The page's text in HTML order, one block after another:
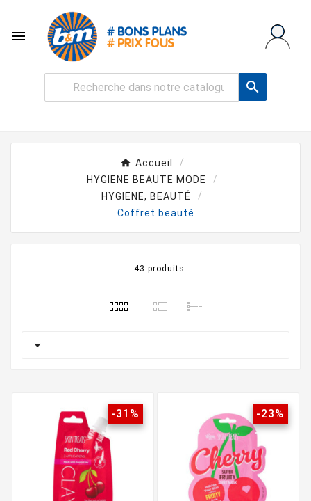


Accueil
HYGIENE BEAUTE MODE
HYGIENE, BEAUTÉ
Coffret beauté
43 produits

-31% -23%